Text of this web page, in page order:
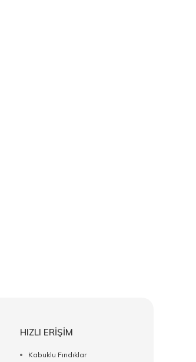
HIZLI ERİŞİM
Kabuklu Fındıklar